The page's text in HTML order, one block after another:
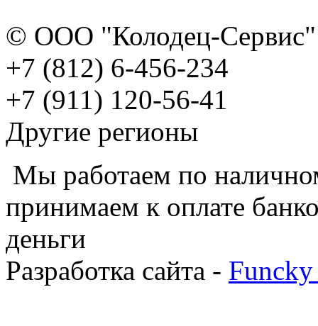
© ООО "Колодец-Сервис"
+7 (812) 6-456-234
+7 (911) 120-56-41
Другие регионы
Мы работаем по
принимаем к оплате
деньги
Разработка сайта -